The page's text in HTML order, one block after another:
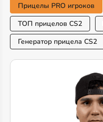
Прицелы PRO игроков
ТОП прицелов CS2
Генератор прицела CS2